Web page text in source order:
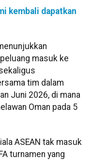
kembali dapatkan
masuk ke
tim dalam
Juni 2026, di mana
Oman pada 5
ASEAN tak masuk
turnamen yang